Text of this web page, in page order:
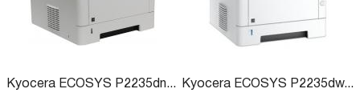
Kyocera ECOSYS P2235dn... Kyocera ECOSYS P2235dw...